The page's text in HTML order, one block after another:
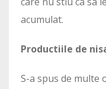
acumulat.
Productiile de
S-a spus de multe